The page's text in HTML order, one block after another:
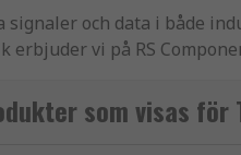
och data i både
erbjuder vi på RS
säkerställa stabil
som visas